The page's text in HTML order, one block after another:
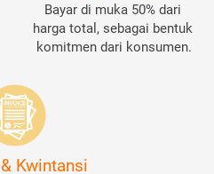
Bayar di muka 50% dari
harga total, sebagai bentuk
komitmen dari konsumen.
Kwintansi